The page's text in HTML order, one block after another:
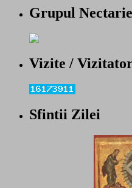
Grupul
Vizite /
Sfintii Zilei